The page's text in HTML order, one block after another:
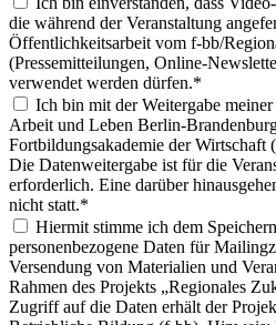
die während der Veranstaltung
Öffentlichkeitsarbeit vom f-bb/
(Pressemitteilungen, Online-
verwendet werden dürfen.*
Ich bin mit der Weitergabe
Arbeit und Leben Berlin-
Fortbildungsakademie der Wirtschaft
Die Datenweitergabe ist für die
erforderlich. Eine darüber
nicht statt.*
Hiermit stimme ich dem
personenbezogene Daten für
Versendung von Materialien und
Rahmen des Projekts „Regionales
Zugriff auf die Daten erhält der